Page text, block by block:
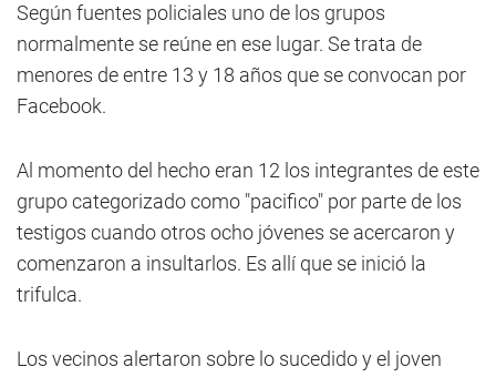
Según fuentes policiales uno de los grupos
normalmente se reúne en ese lugar. Se trata de
menores de entre 13 y 18 años que se convocan por
Facebook.
Al momento del hecho eran 12 los integrantes de este
grupo categorizado como "pacifico" por parte de los
testigos cuando otros ocho jóvenes se acercaron y
comenzaron a insultarlos. Es allí que se inició la
trifulca.
Los vecinos alertaron sobre lo sucedido y el joven